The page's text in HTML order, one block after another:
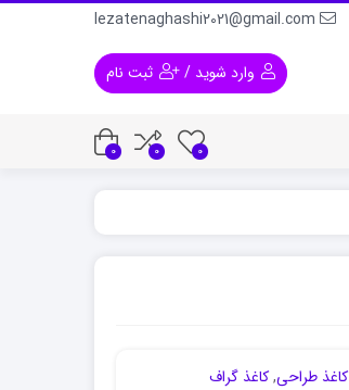
وارد شوید / ثبت نام
0
0
0
کاغذ طراحی,کاغذ گراف